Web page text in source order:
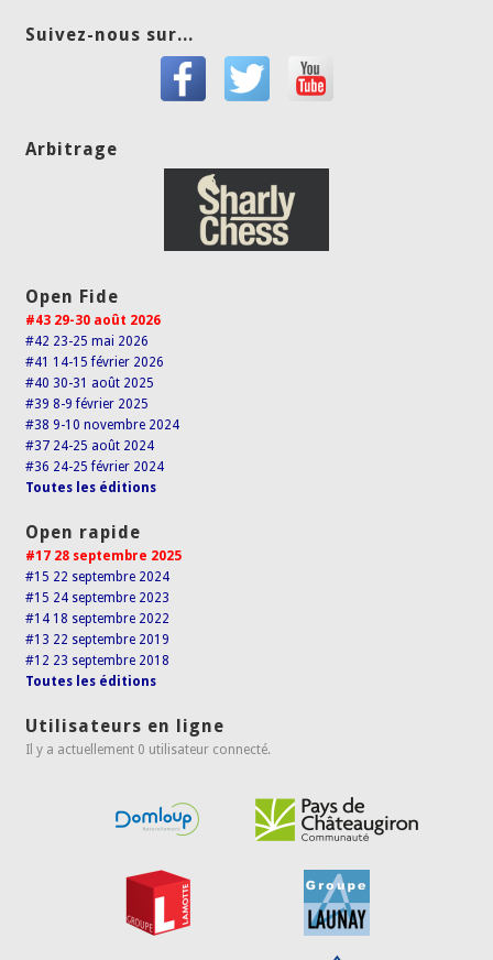
Suivez-nous sur...
Arbitrage
Open Fide
#43 29-30 août 2026
#42 23-25 mai 2026
#41 14-15 février 2026
#40 30-31 août 2025
#39 8-9 février 2025
#38 9-10 novembre 2024
#37 24-25 août 2024
#36 24-25 février 2024
Toutes les éditions
Open rapide
#17 28 septembre 2025
#15 22 septembre 2024
#15 24 septembre 2023
#14 18 septembre 2022
#13 22 septembre 2019
#12 23 septembre 2018
Toutes les éditions
Utilisateurs en ligne
Il y a actuellement 0 utilisateur connecté.